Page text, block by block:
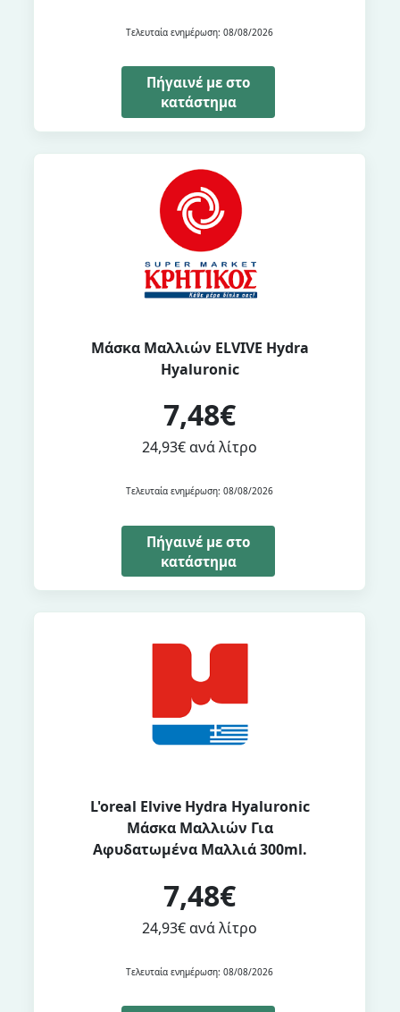
Τελευταία ενημέρωση: 08/08/2026
Πήγαινέ με στο
κατάστημα
Μάσκα Μαλλιών ELVIVE Hydra
Hyaluronic
7,48€
24,93€ ανά λίτρο
Τελευταία ενημέρωση: 08/08/2026
Πήγαινέ με στο
κατάστημα
L'oreal Elvive Hydra Hyaluronic
Μάσκα Μαλλιών Για
Αφυδατωμένα Μαλλιά 300ml.
7,48€
24,93€ ανά λίτρο
Τελευταία ενημέρωση: 08/08/2026